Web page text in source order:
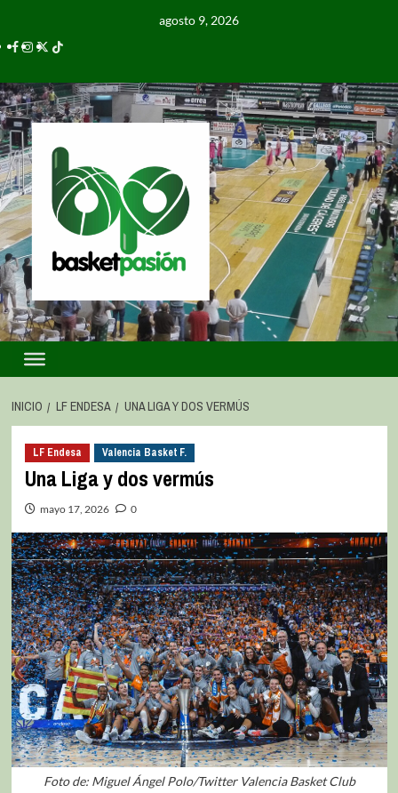
agosto 9, 2026
INICIO LF ENDESA UNA LIGA Y DOS VERMÚS
LF Endesa Valencia Basket F.
Una Liga y dos vermús
mayo 17, 2026 0
Foto de: Miguel Ángel Polo/Twitter Valencia Basket Club